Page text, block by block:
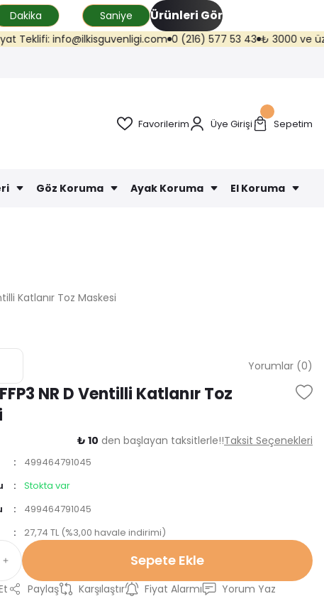
Dakika Saniye Ürünleri Gör
info@ilkisguvenligi.com 0 (216) 577 53 43 ₺ 3000 ve üzeri
Favorilerim Üye Girişi Sepetim
Göz Koruma Ayak Koruma El Koruma
Katlanır Toz Maskesi
Yorumlar (0)
NR D Ventilli Katlanır Toz
₺ 10 den başlayan taksitlerle!!Taksit Seçenekleri
499464791045
Stokta var
499464791045
27,74 TL (%3,00 havale indirimi)
Sepete Ekle
Paylaş Karşılaştır Fiyat Alarmı
Yorum Yaz